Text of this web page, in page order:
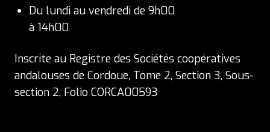
Du lundi au vendredi de 9h00
à 14h00
Inscrite au Registre des Sociétés coopératives
andalouses de Cordoue, Tome 2, Section 3, Sous-
section 2, Folio CORCA00593